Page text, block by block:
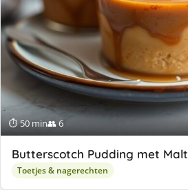
⏱ 50 min👥 6
Butterscotch Pudding met Malt
Toetjes & nagerechten